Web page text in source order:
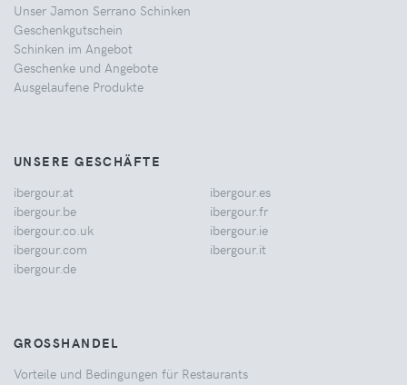
Unser Jamon Serrano Schinken
Geschenkgutschein
Schinken im Angebot
Geschenke und Angebote
Ausgelaufene Produkte
UNSERE GESCHÄFTE
ibergour.at
ibergour.be
ibergour.co.uk
ibergour.com
ibergour.de
ibergour.es
ibergour.fr
ibergour.ie
ibergour.it
GROSSHANDEL
Vorteile und Bedingungen für Restaurants